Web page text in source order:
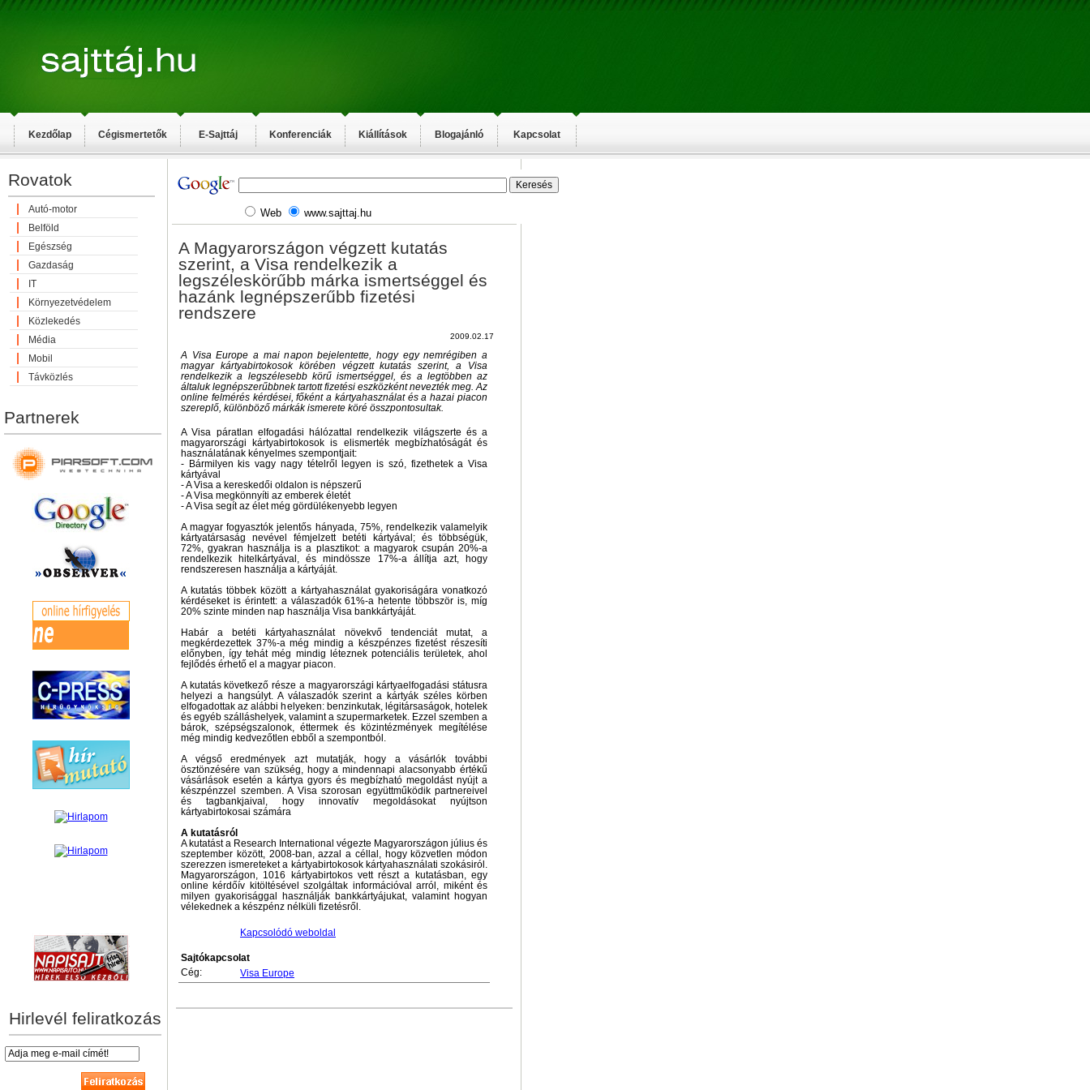
Kezdőlap Cégismertetők E-Sajttáj Konferenciák Kiállítások Blogajánló Kapcsolat
Rovatok
Autó-motor
Belföld
Egészség
Gazdaság
IT
Környezetvédelem
Közlekedés
Média
Mobil
Távközlés
Partnerek
Hirlevél feliratkozás
Web www.sajttaj.hu
A Magyarországon végzett kutatás
szerint, a Visa rendelkezik a
legszéleskörűbb márka ismertséggel és
hazánk legnépszerűbb fizetési
rendszere
2009.02.17
A Visa Europe a mai napon bejelentette, hogy egy nemrégiben a
magyar kártyabirtokosok körében végzett kutatás szerint, a Visa
rendelkezik a legszélesebb körű ismertséggel, és a legtöbben az
általuk legnépszerűbbnek tartott fizetési eszközként nevezték meg. Az
online felmérés kérdései, főként a kártyahasználat és a hazai piacon
szereplő, különböző márkák ismerete köré összpontosultak.
A Visa páratlan elfogadási hálózattal rendelkezik világszerte és a
magyarországi kártyabirtokosok is elismerték megbízhatóságát és
használatának kényelmes szempontjait:
- Bármilyen kis vagy nagy tételről legyen is szó, fizethetek a Visa
kártyával
- A Visa a kereskedői oldalon is népszerű
- A Visa megkönnyíti az emberek életét
- A Visa segít az élet még gördülékenyebb legyen
A magyar fogyasztók jelentős hányada, 75%, rendelkezik valamelyik
kártyatársaság nevével fémjelzett betéti kártyával; és többségük,
72%, gyakran használja is a plasztikot: a magyarok csupán 20%-a
rendelkezik hitelkártyával, és mindössze 17%-a állítja azt, hogy
rendszeresen használja a kártyáját.
A kutatás többek között a kártyahasználat gyakoriságára vonatkozó
kérdéseket is érintett: a válaszadók 61%-a hetente többször is, míg
20% szinte minden nap használja Visa bankkártyáját.
Habár a betéti kártyahasználat növekvő tendenciát mutat, a
megkérdezettek 37%-a még mindig a készpénzes fizetést részesíti
előnyben, így tehát még mindig léteznek potenciális területek, ahol
fejlődés érhető el a magyar piacon.
A kutatás következő része a magyarországi kártyaelfogadási státusra
helyezi a hangsúlyt. A válaszadók szerint a kártyák széles körben
elfogadottak az alábbi helyeken: benzinkutak, légitársaságok, hotelek
és egyéb szálláshelyek, valamint a szupermarketek. Ezzel szemben a
bárok, szépségszalonok, éttermek és közintézmények megítélése
még mindig kedvezőtlen ebből a szempontból.
A végső eredmények azt mutatják, hogy a vásárlók további
ösztönzésére van szükség, hogy a mindennapi alacsonyabb értékű
vásárlások esetén a kártya gyors és megbízható megoldást nyújt a
készpénzzel szemben. A Visa szorosan együttműködik partnereivel
és tagbankjaival, hogy innovatív megoldásokat nyújtson
kártyabirtokosai számára
A kutatásról
A kutatást a Research International végezte Magyarországon július és
szeptember között, 2008-ban, azzal a céllal, hogy közvetlen módon
szerezzen ismereteket a kártyabirtokosok kártyahasználati szokásiról.
Magyarországon, 1016 kártyabirtokos vett részt a kutatásban, egy
online kérdőív kitöltésével szolgáltak információval arról, miként és
milyen gyakorisággal használják bankkártyájukat, valamint hogyan
vélekednek a készpénz nélküli fizetésről.
Kapcsolódó weboldal
Sajtókapcsolat
Cég:
Visa Europe